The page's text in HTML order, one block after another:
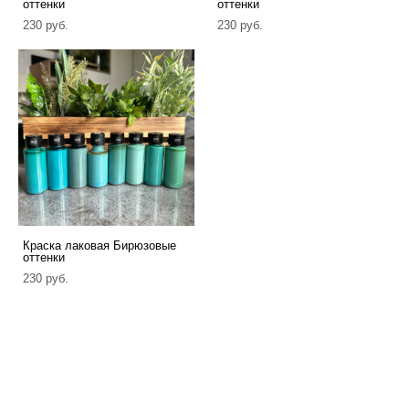
оттенки
230 pуб.
оттенки
230 pуб.
Краска лаковая Бирюзовые
оттенки
230 pуб.